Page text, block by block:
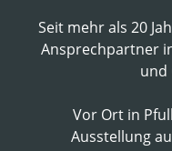
Seit mehr als 20
Ansprechpartner
und
Vor Ort in
Ausstellung